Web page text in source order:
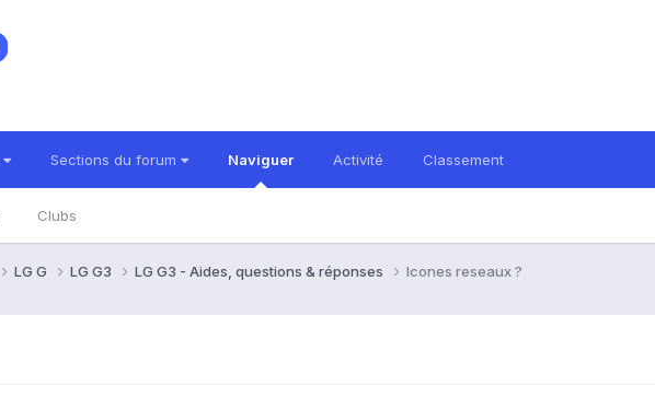
Sections du forum Naviguer
Clubs
Activité Classement
LG G LG G3 LG G3 - Aides, questions & réponses Icones reseaux ?